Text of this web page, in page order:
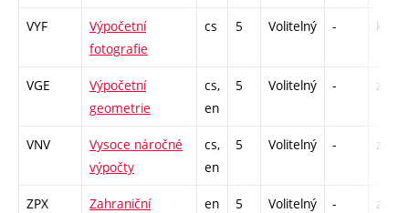
VYF
Výpočetní
fotografie
cs 5 Volitelný - kl
VGE
Výpočetní
geometrie
cs,
en
5 Volitelný - zk
VNV
Vysoce náročné
výpočty
cs,
en
5 Volitelný - zk
ZPX
Zahraniční
en 5 Volitelný - zá